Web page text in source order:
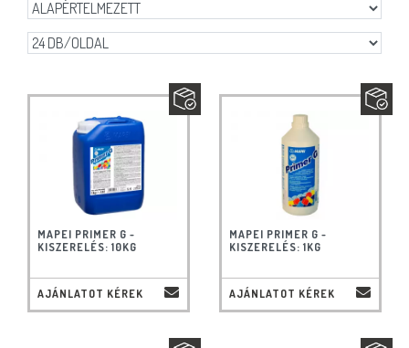
MAPEI PRIMER G -
KISZERELÉS: 10KG
AJÁNLATOT KÉREK
MAPEI PRIMER G -
KISZERELÉS: 1KG
AJÁNLATOT KÉREK